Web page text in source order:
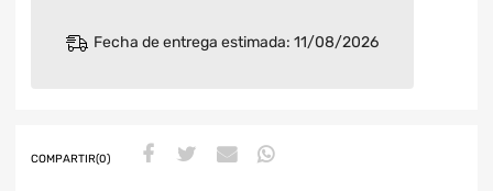
Fecha de entrega estimada: 11/08/2026
COMPARTIR(0)